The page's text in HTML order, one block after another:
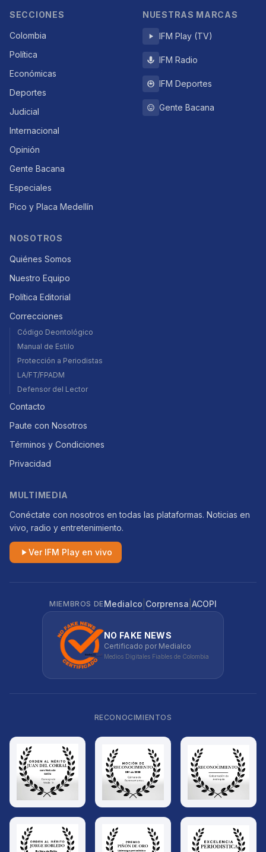
SECCIONES
Colombia
Política
Económicas
Deportes
Judicial
Internacional
Opinión
Gente Bacana
Especiales
Pico y Placa Medellín
NUESTRAS MARCAS
IFM Play (TV)
IFM Radio
IFM Deportes
Gente Bacana
NOSOTROS
Quiénes Somos
Nuestro Equipo
Política Editorial
Correcciones
Código Deontológico
Manual de Estilo
Protección a Periodistas
LA/FT/FPADM
Defensor del Lector
Contacto
Paute con Nosotros
Términos y Condiciones
Privacidad
MULTIMEDIA
Conéctate con nosotros en todas las plataformas. Noticias en
vivo, radio y entretenimiento.
Ver IFM Play en vivo
MIEMBROS DEMedialco Corprensa ACOPI
NO FAKE NEWS
Certificado por Medialco
Medios Digitales Fiables de Colombia
RECONOCIMIENTOS